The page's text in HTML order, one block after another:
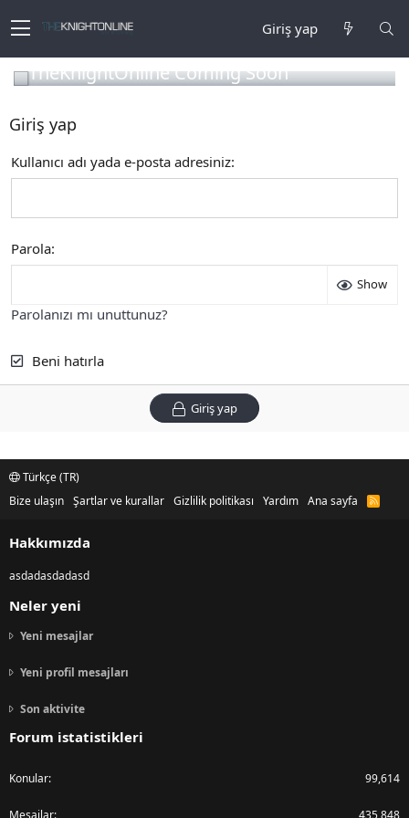
Giriş yap
TheKnightOnline Coming Soon
Giriş yap
Kullanıcı adı yada e-posta adresiniz
Parola
Show
Parolanızı mı unuttunuz?
Beni hatırla
Giriş yap
Türkçe (TR)
Bize ulaşın Şartlar ve kurallar Gizlilik politikası Yardım Ana sayfa
R
Hakkımızda
asdadasdadasd
Neler yeni
Yeni mesajlar
Yeni profil mesajları
Son aktivite
Forum istatistikleri
Konular 99,614